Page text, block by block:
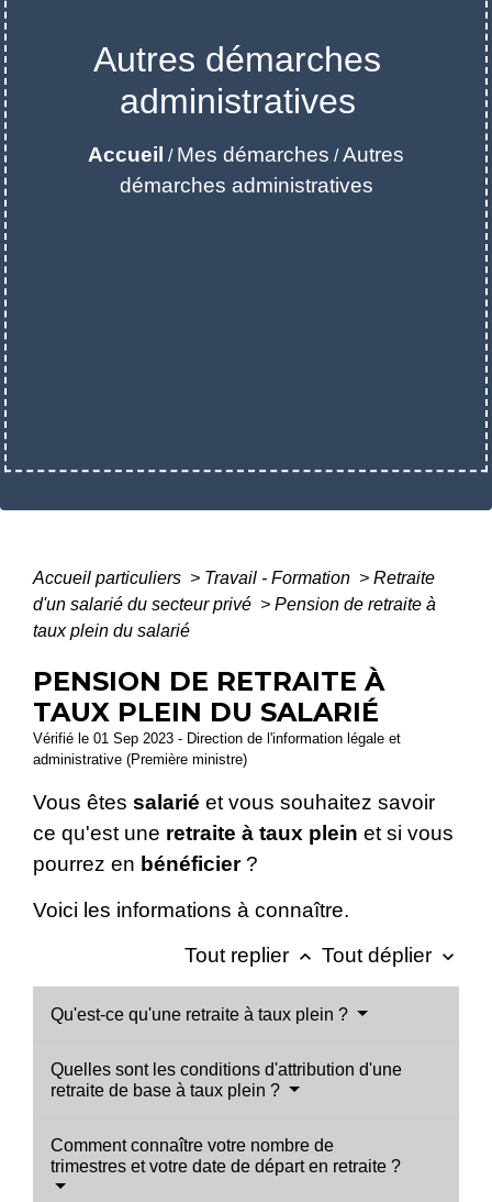
Autres démarches
administratives
Accueil / Mes démarches /Autres
démarches administratives
Accueil particuliers > Travail - Formation > Retraite
d'un salarié du secteur privé > Pension de retraite à
taux plein du salarié
PENSION DE RETRAITE À
TAUX PLEIN DU SALARIÉ
Vérifié le 01 Sep 2023 - Direction de l'information légale et
administrative (Première ministre)
Vous êtes salarié et vous souhaitez savoir
ce qu'est une retraite à taux plein et si vous
pourrez en bénéficier?
Voici les informations à connaître.
Tout replier keyboard_arrow_up Tout déplier keyboard_arrow_down
Qu'est-ce qu'une retraite à taux plein ?
Quelles sont les conditions d'attribution d'une
retraite de base à taux plein ?
Comment connaître votre nombre de
trimestres et votre date de départ en retraite ?